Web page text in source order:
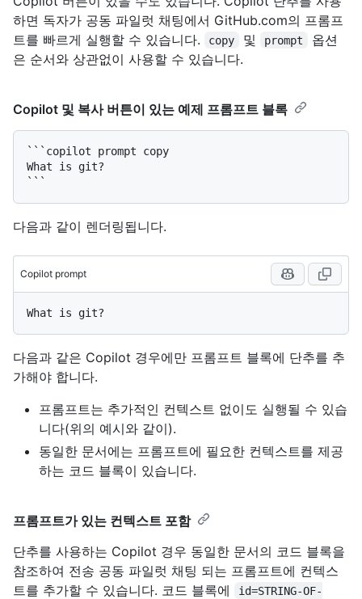
하면 독자가 공동 파일럿 채팅에서 GitHub.com의 프롬프
트를 빠르게 실행할 수 있습니다.
copy 및 prompt
옵션
은 순서와 상관없이 사용할 수 있습니다.
Copilot 및 복사 버튼이 있는 예제 프롬프트 블록
```copilot prompt copy
What is git?
```
다음과 같이 렌더링됩니다.
Copilot prompt
다음과 같은 Copilot 경우에만 프롬프트 블록에 단추를 추
가해야 합니다.
프롬프트는 추가적인 컨텍스트 없이도 실행될 수 있습
니다(위의 예시와 같이).
동일한 문서에는 프롬프트에 필요한 컨텍스트를 제공
하는 코드 블록이 있습니다.
프롬프트가 있는 컨텍스트 포함
단추를 사용하는 Copilot 경우 동일한 문서의 코드 블록을
참조하여 전송 공동 파일럿 채팅 되는 프롬프트에 컨텍스
트를 추가할 수 있습니다. 코드 블록에
id=STRING-OF-